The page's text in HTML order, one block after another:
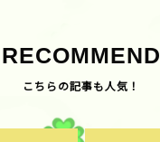
RECOMMEND